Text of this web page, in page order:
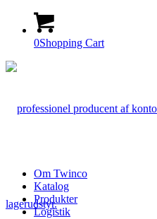
0Shopping Cart
Om Twinco
Katalog
Produkter
Logistik